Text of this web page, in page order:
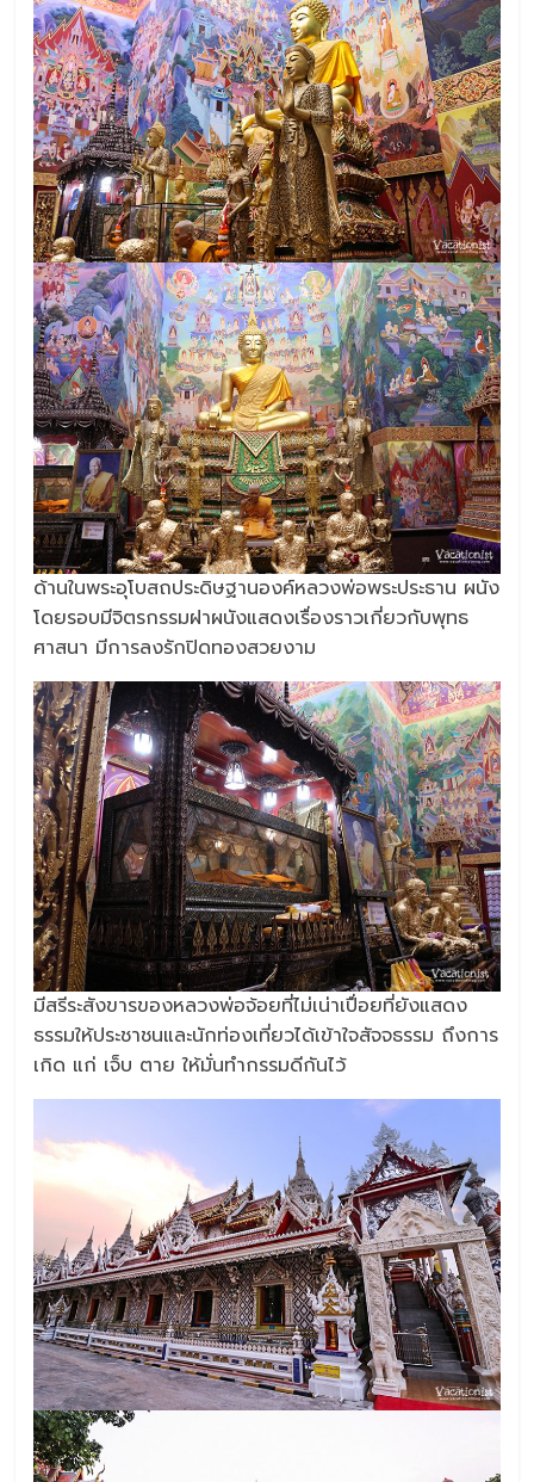
ด้านในพระอุโบสถประดิษฐานองค์หลวงพ่อพระประธาน ผนัง
โดยรอบมีจิตรกรรมฝาผนังแสดงเรื่องราวเกี่ยวกับพุทธ
ศาสนา มีการลงรักปิดทองสวยงาม
มีสรีระสังขารของหลวงพ่อจ้อยที่ไม่เน่าเปื่อยที่ยังแสดง
ธรรมให้ประชาชนและนักท่องเที่ยวได้เข้าใจสัจจธรรม ถึงการ
เกิด แก่ เจ็บ ตาย ให้มั่นทำกรรมดีกันไว้